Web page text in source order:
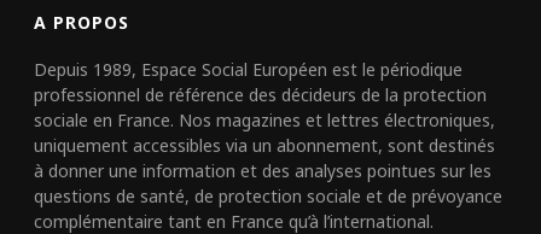
A PROPOS
Depuis 1989, Espace Social Européen est le périodique
professionnel de référence des décideurs de la protection
sociale en France. Nos magazines et lettres électroniques,
uniquement accessibles via un abonnement, sont destinés
à donner une information et des analyses pointues sur les
questions de santé, de protection sociale et de prévoyance
complémentaire tant en France qu’à l’international.